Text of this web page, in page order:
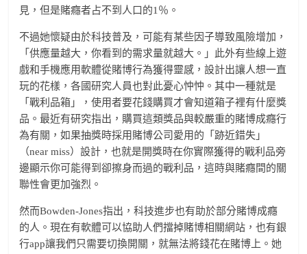
見，但是賭癮者占不到人口的1％。
不過她懷疑由於科技普及，可能有某些因子導致風險增加，
「供應量越大，你看到的需求量就越大。」此外有些線上遊
戲和手機應用軟體從賭博行為獲得靈感，設計出讓人想一直
玩的花樣，各國研究人員也對此憂心忡忡。其中一種就是
「戰利品箱」，使用者要花錢購買才會知道箱子裡有什麼獎
品。最近有研究指出，購買這類獎品與較嚴重的賭博成癮行
為有關，如果抽獎時採用賭博公司愛用的「跡近錯失」
（near miss）設計，也就是開獎時在你實際獲得的戰利品旁
邊顯示你可能得到卻擦身而過的戰利品，這時與賭癮間的關
聯性會更加強烈。
然而Bowden-Jones指出，科技進步也有助於部分賭博成癮
的人。現在有軟體可以協助人們擋掉賭博相關網站，也有銀
行app讓我們只需要切換開關，就無法將錢花在賭博上。她